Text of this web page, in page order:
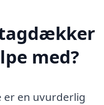
med?
er en uvurderlig